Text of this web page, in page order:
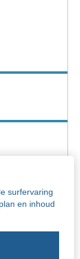
surfervaring
en inhoud